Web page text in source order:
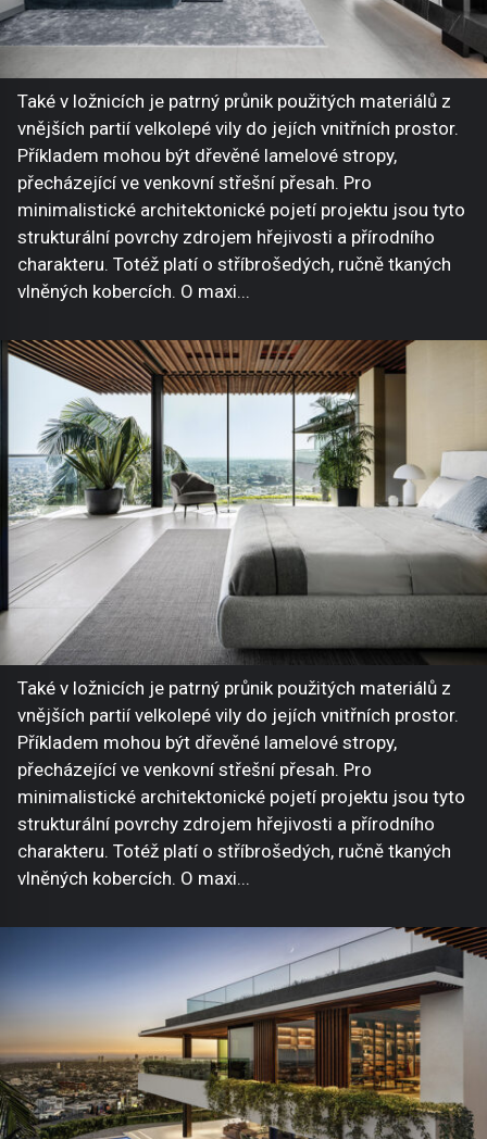
Také v ložnicích je patrný průnik použitých materiálů z
vnějších partií velkolepé vily do jejích vnitřních prostor.
Příkladem mohou být dřevěné lamelové stropy,
přecházející ve venkovní střešní přesah. Pro
minimalistické architektonické pojetí projektu jsou tyto
strukturální povrchy zdrojem hřejivosti a přírodního
charakteru. Totéž platí o stříbrošedých, ručně tkaných
vlněných kobercích. O maxi...
Také v ložnicích je patrný průnik použitých materiálů z
vnějších partií velkolepé vily do jejích vnitřních prostor.
Příkladem mohou být dřevěné lamelové stropy,
přecházející ve venkovní střešní přesah. Pro
minimalistické architektonické pojetí projektu jsou tyto
strukturální povrchy zdrojem hřejivosti a přírodního
charakteru. Totéž platí o stříbrošedých, ručně tkaných
vlněných kobercích. O maxi...